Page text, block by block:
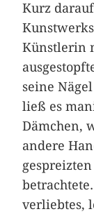
Kurz
Künstlerin
seine
ließ es
Dämchen,
andere
ver­liebtes,